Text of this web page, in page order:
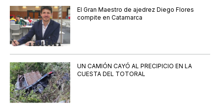
El Gran Maestro de ajedrez Diego Flores
compite en Catamarca
UN CAMIÓN CAYÓ AL PRECIPICIO EN LA
CUESTA DEL TOTORAL